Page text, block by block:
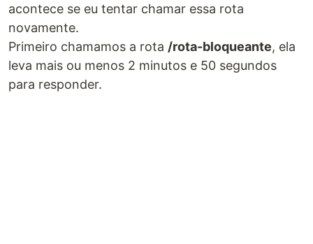
acontece se eu tentar chamar essa rota
novamente.
Primeiro chamamos a rota /rota-bloqueante, ela
leva mais ou menos 2 minutos e 50 segundos
para responder.